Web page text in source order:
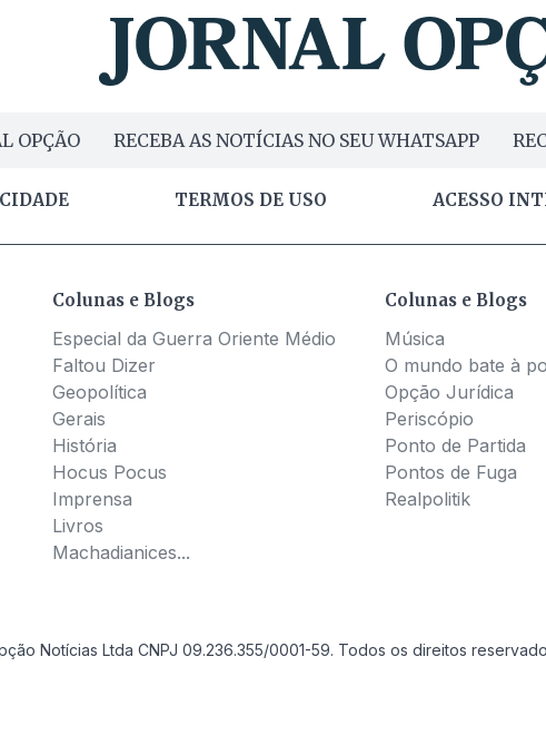
OPÇÃO RECEBA AS NOTÍCIAS NO SEU WHATSAPP
TERMOS DE USO ACESSO
Colunas e Blogs
Especial da Guerra Oriente Médio
Faltou Dizer
Geopolítica
Gerais
História
Hocus Pocus
Imprensa
Livros
Machadianices...
Colunas e Blogs
Música
O mundo bate à
Opção Jurídica
Periscópio
Ponto de Partida
Pontos de Fuga
Realpolitik
Notícias Ltda CNPJ 09.236.355/0001-59. Todos os direitos